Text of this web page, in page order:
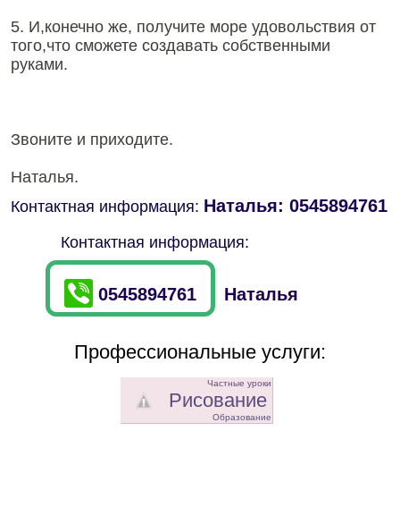
5. И,конечно же, получите море удовольствия от
того,что сможете создавать собственными
руками.
Звоните и приходите.
Наталья.
Контактная информация: Наталья: 0545894761
Контактная информация:
0545894761 Наталья
Профессиональные услуги:
Образование
Частные уроки
Рисование